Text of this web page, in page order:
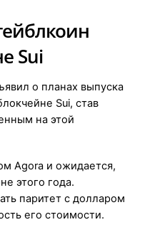
Sui
о планах выпуска
Sui, став
на этой
Agora и ожидается,
этого года.
паритет с долларом
его стоимости.